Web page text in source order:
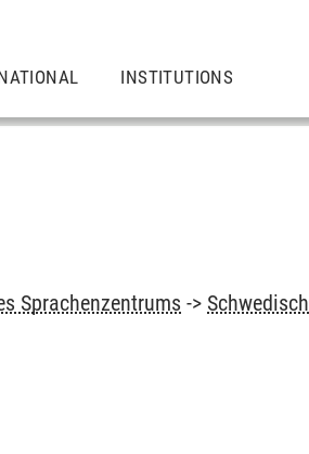
INSTITUTIONS
Sprachenzentrums -> Schwedisch